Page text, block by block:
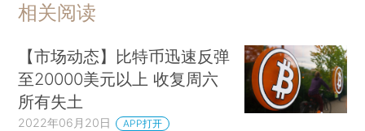
相关阅读
【市场动态】比特币迅速反弹
至20000美元以上 收复周六
所有失土
2022年06月20日 APP打开